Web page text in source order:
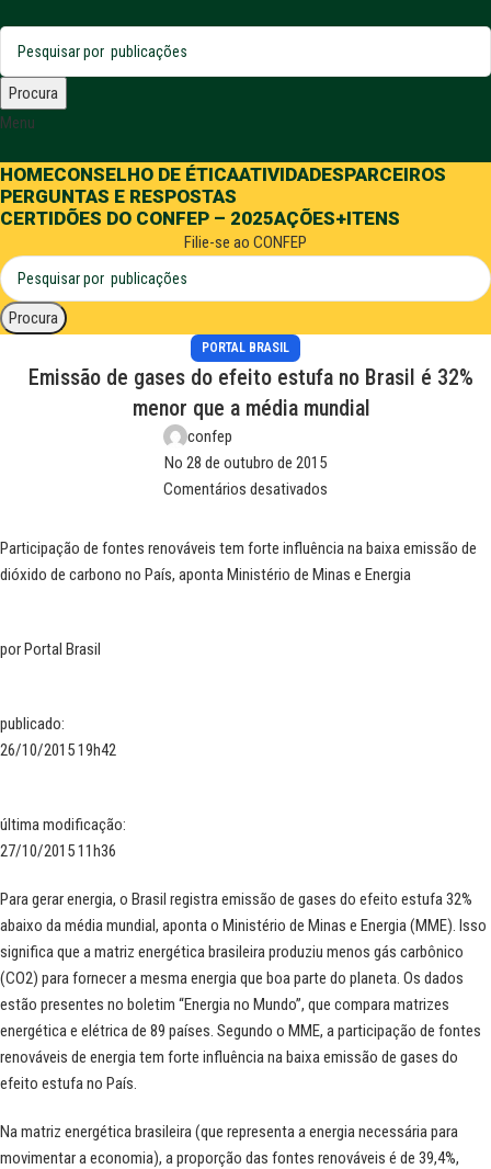
Procura
Menu
HOMECONSELHO DE ÉTICAATIVIDADESPARCEIROS
PERGUNTAS E RESPOSTAS
CERTIDÕES DO CONFEP – 2025AÇÕES+ITENS
Filie-se ao CONFEP
Procura
PORTAL BRASIL
Emissão de gases do efeito estufa no Brasil é 32%
menor que a média mundial
confep
No 28 de outubro de 2015
Comentários desativados
Participação de fontes renováveis tem forte influência na baixa emissão de
dióxido de carbono no País, aponta Ministério de Minas e Energia
porPortal Brasil
publicado:
26/10/2015 19h42
última modificação:
27/10/2015 11h36
Para gerar energia, o Brasil registra emissão de gases do efeito estufa 32%
abaixo da média mundial, aponta o Ministério de Minas e Energia (MME). Isso
significa que a matriz energética brasileira produziu menos gás carbônico
(CO2) para fornecer a mesma energia que boa parte do planeta. Os dados
estão presentes no boletim “Energia no Mundo”, que compara matrizes
energética e elétrica de 89 países. Segundo o MME, a participação de fontes
renováveis de energia tem forte influência na baixa emissão de gases do
efeito estufa no País.
Na matriz energética brasileira (que representa a energia necessária para
movimentar a economia), a proporção das fontes renováveis é de 39,4%,